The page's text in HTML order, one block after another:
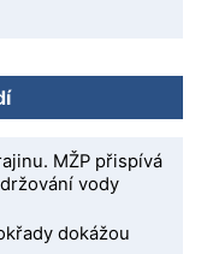
MŽP přispívá
vody
dokážou